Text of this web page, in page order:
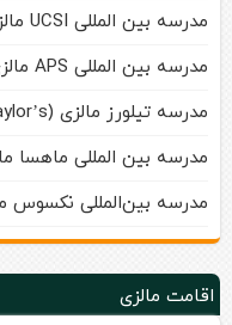
مدرسه بین‌ المللی UCSI مالزی
مدرسه بین‌ المللی APS مالزی
مدرسه تیلورز مالزی (Taylor’s)
مدرسه بین المللی ماهسا
مدرسه بين‌المللی نكسوس
اقامت مالزی